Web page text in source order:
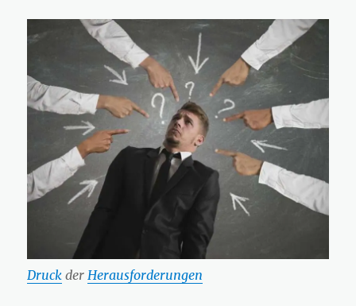
Druck derHerausforderungen